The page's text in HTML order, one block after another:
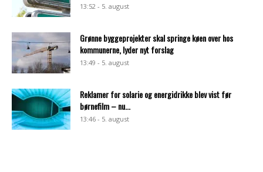
13:52 - 5. august
Grønne byggeprojekter skal springe køen over hos
kommunerne, lyder nyt forslag
13:49 - 5. august
Reklamer for solarie og energidrikke blev vist før
børnefilm – nu...
13:46 - 5. august